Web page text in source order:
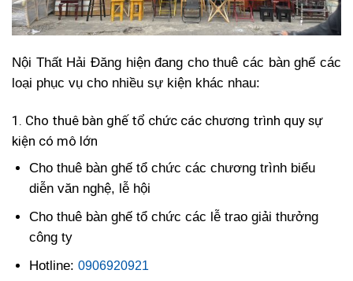
Nội Thất Hải Đăng hiện đang cho thuê các bàn ghế các
loại phục vụ cho nhiều sự kiện khác nhau:
1. Cho thuê bàn ghế tổ chức các chương trình quy sự
kiện có mô lớn
Cho thuê bàn ghế tổ chức các chương trình biểu
diễn văn nghệ, lễ hội
Cho thuê bàn ghế tổ chức các lễ trao giải thưởng
công ty
Hotline: 0906920921